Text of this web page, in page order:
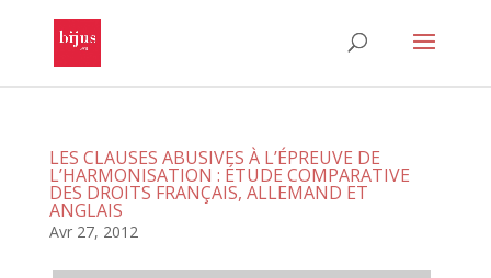
LES CLAUSES ABUSIVES À L’ÉPREUVE DE
L’HARMONISATION : ÉTUDE COMPARATIVE
DES DROITS FRANÇAIS, ALLEMAND ET
ANGLAIS
Avr 27, 2012